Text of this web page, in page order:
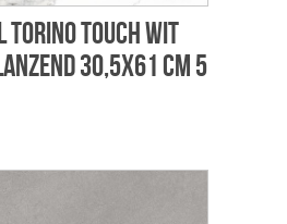
Torino touch wit
30,5x61 cm 5